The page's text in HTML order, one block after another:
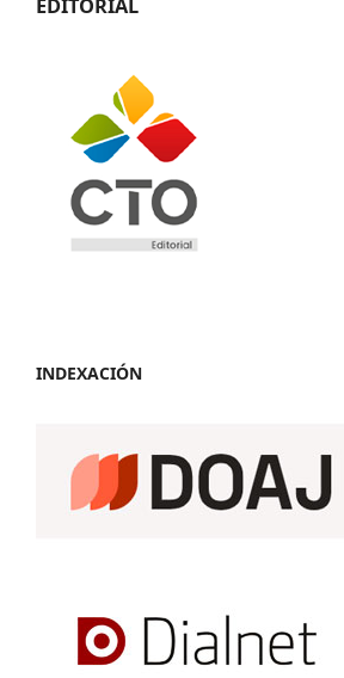
EDITORIAL
INDEXACIÓN